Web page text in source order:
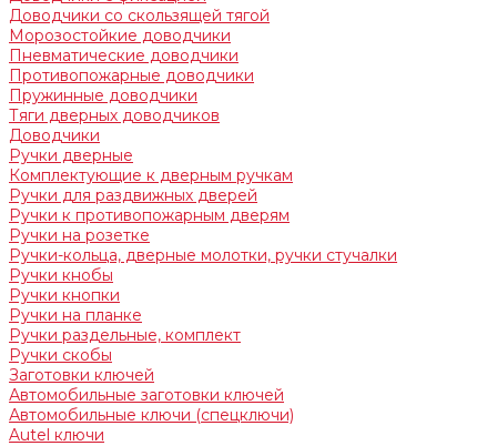
Доводчики со скользящей тягой
Морозостойкие доводчики
Пневматические доводчики
Противопожарные доводчики
Пружинные доводчики
Тяги дверных доводчиков
Доводчики
Ручки дверные
Комплектующие к дверным ручкам
Ручки для раздвижных дверей
Ручки к противопожарным дверям
Ручки на розетке
Ручки-кольца, дверные молотки, ручки стучалки
Ручки кнобы
Ручки кнопки
Ручки на планке
Ручки раздельные, комплект
Ручки скобы
Заготовки ключей
Автомобильные заготовки ключей
Автомобильные ключи (спецключи)
Autel ключи